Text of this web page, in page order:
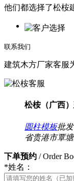
他们都选择了松桉
联系我们
建筑木方厂家客服
松桉（广西
圆柱模板批
省贵港市覃
下单预约 / Order
*姓名：